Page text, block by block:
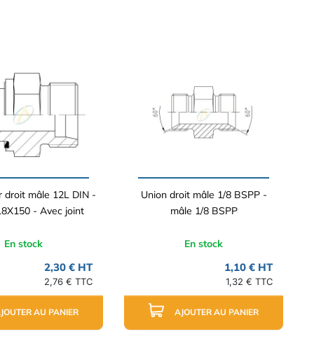
droit mâle 12L DIN -
- Avec joint
En stock
2,30 € HT
2,76 € TTC
AU PANIER
Union droit mâle 1/8 BSPP -
mâle 1/8 BSPP
En stock
1,10 € HT
1,32 € TTC
AJOUTER AU PANIER